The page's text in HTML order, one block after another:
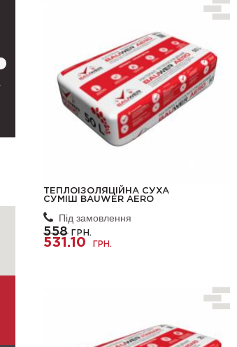
ТЕПЛОІЗОЛЯЦІЙНА СУХА
СУМІШ BAUWER AERO
Під замовлення
558ГРН.
531.10 ГРН.